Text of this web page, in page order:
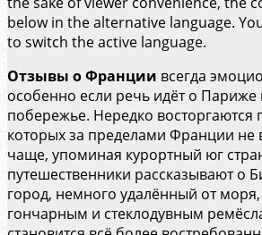
below in the alternative language.
to switch the active language.
Отзывы о Франции всегда
особенно если речь идёт о
побережье. Нередко восторгаются
которых за пределами Франции не
чаще, упоминая курортный юг
путешественники рассказывают о
город, немного удалённый от
гончарным и стеклодувным